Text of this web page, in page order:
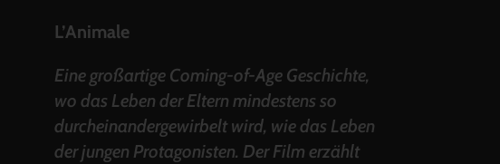
L’Animale
Eine großartige Coming-of-Age Geschichte,
wo das Leben der Eltern mindestens so
durcheinandergewirbelt wird, wie das Leben
der jungen Protagonisten. Der Film erzählt